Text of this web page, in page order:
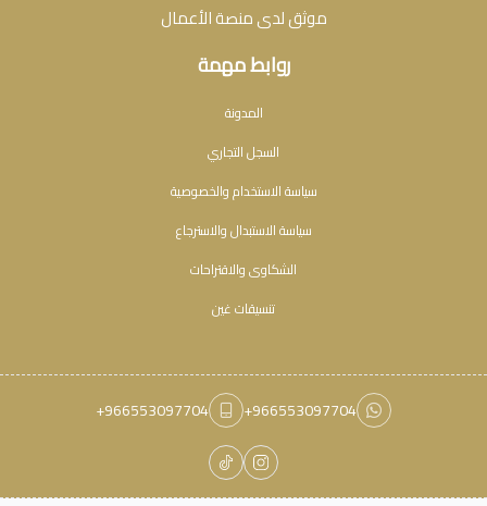
روابط مهمة
المدونة
السجل التجاري
سياسة الاستخدام والخصوصية
سياسة الاستبدال والاسترجاع
الشكاوى والاقتراحات
تنسيقات غين
موثق لدى منصة الأعمال
+966553097704
+966553097704